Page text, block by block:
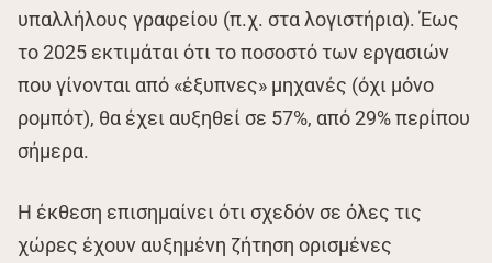
υπαλλήλους γραφείου (π.χ. στα λογιστήρια). Έως
το 2025 εκτιμάται ότι το ποσοστό των εργασιών
που γίνονται από «έξυπνες» μηχανές (όχι μόνο
ρομπότ), θα έχει αυξηθεί σε 57%, από 29% περίπου
σήμερα.
Η έκθεση επισημαίνει ότι σχεδόν σε όλες τις
χώρες έχουν αυξημένη ζήτηση ορισμένες